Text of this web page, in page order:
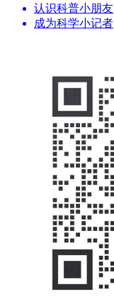
认识科普小朋友
成为科学小记者